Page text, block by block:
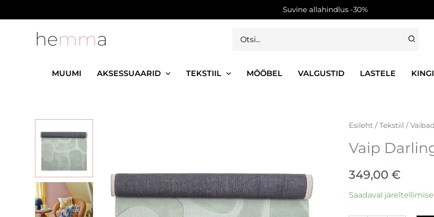
to
for:
MUUMI AKSESSUAARID TEKSTIIL MÖÖBEL VALGUSTID LASTELE
Esileht / Tekstiil / Vaibad
Vaip
349,00 €
Saadaval
Vaip
kogus
Suvine allahindlus -30%